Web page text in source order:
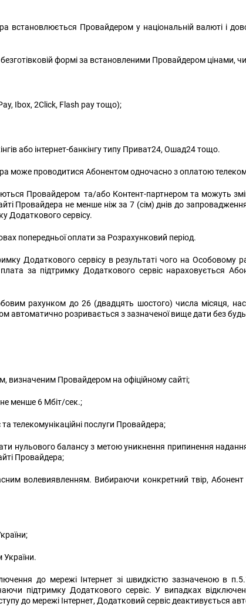
встановлюється Провайдером у національній валюті і
формі за встановленими Провайдером цінами,
Ibox, 2Click, Flash pay тощо);
або інтернет-банкінгу типу Приват24, Ошад24 тощо.
може проводитися Абонентом одночасно з оплатою
Провайдером та/або Контент-партнером та можуть
сайті Провайдера не менше ніж за 7 (сім) днів до
Додаткового сервісу.
попередньої оплати за Розрахунковий період.
Додаткового сервісу в результаті чого на Особовому
за підтримку Додаткового сервіс нараховується
рахунком до 26 (двадцять шостого) числа місяця,
автоматично розривається з зазначеної вище дати без
Провайдером на офіційному сайті;
менше 6 Мбіт/сек.;
телекомунікаційні послуги Провайдера;
нульового балансу з метою уникнення припинення
Провайдера;
волевиявленням. Вибираючи конкретний твір,
України.
до мережі Інтернет зі швидкістю зазначеною в
підтримку Додаткового сервіс. У випадках
до мережі Інтернет, Додатковий сервіс деактивується